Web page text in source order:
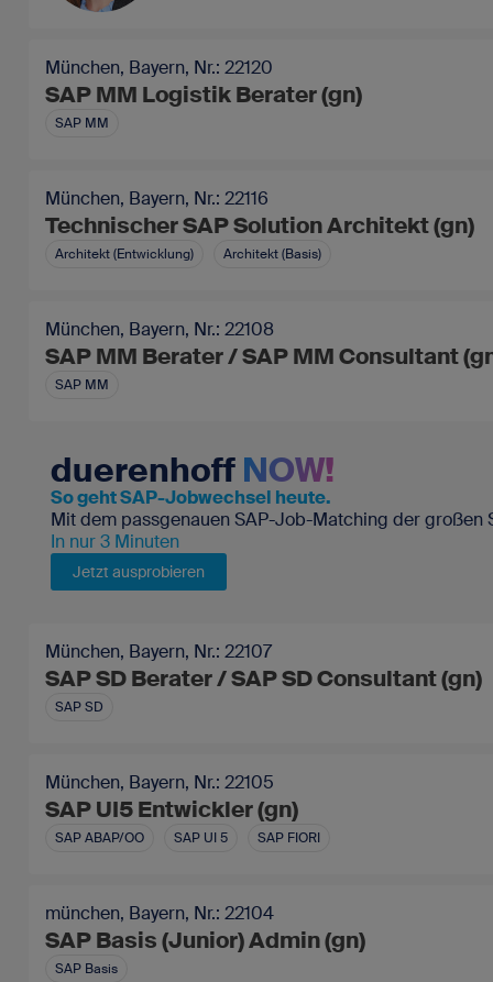
München, Bayern, Nr.: 22120
SAP MM Logistik Berater (gn)
SAP MM
München, Bayern, Nr.: 22116
Technischer SAP Solution Architekt (gn)
Architekt (Entwicklung) Architekt (Basis)
München, Bayern, Nr.: 22108
SAP MM Berater / SAP MM Consultant
SAP MM
duerenhoff NOW!
So geht SAP-Jobwechsel heute.
Mit dem passgenauen SAP-Job-Matching der
In nur 3 Minuten
Jetzt ausprobieren
München, Bayern, Nr.: 22107
SAP SD Berater / SAP SD Consultant (gn)
SAP SD
München, Bayern, Nr.: 22105
SAP UI5 Entwickler (gn)
SAP ABAP/OO SAP UI 5 SAP FIORI
münchen, Bayern, Nr.: 22104
SAP Basis (Junior) Admin (gn)
SAP Basis